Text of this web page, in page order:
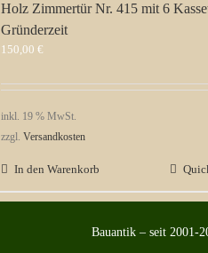
Holz Zimmertür Nr. 415 mit 6
Gründerzeit
150,00 €
inkl. 19 % MwSt.
zzgl. Versandkosten
In den Warenkorb
Bauantik – seit 2001-